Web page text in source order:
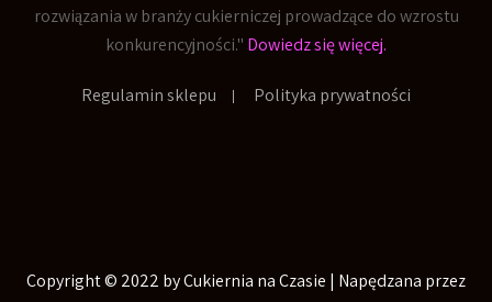
rozwiązania w branży cukierniczej prowadzące do wzrostu
konkurencyjności." Dowiedz się więcej.
Regulamin sklepu Polityka prywatności
Copyright © 2022 by Cukiernia na Czasie | Napędzana przez